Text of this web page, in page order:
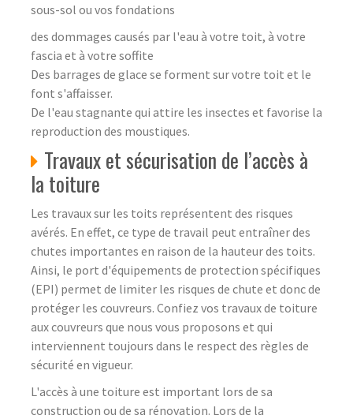
sous-sol ou vos fondations
des dommages causés par l'eau à votre toit, à votre
fascia et à votre soffite
Des barrages de glace se forment sur votre toit et le
font s'affaisser.
De l'eau stagnante qui attire les insectes et favorise la
reproduction des moustiques.
Travaux et sécurisation de l’accès à
la toiture
Les travaux sur les toits représentent des risques
avérés. En effet, ce type de travail peut entraîner des
chutes importantes en raison de la hauteur des toits.
Ainsi, le port d'équipements de protection spécifiques
(EPI) permet de limiter les risques de chute et donc de
protéger les couvreurs. Confiez vos travaux de toiture
aux couvreurs que nous vous proposons et qui
interviennent toujours dans le respect des règles de
sécurité en vigueur.
L'accès à une toiture est important lors de sa
construction ou de sa rénovation. Lors de la